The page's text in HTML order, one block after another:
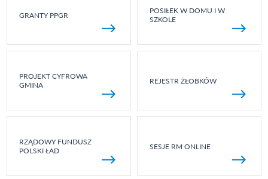
GRANTY PPGR
POSIŁEK W DOMU I W
SZKOLE
PROJEKT CYFROWA
GMINA
REJESTR ŻŁOBKÓW
RZĄDOWY FUNDUSZ
POLSKI ŁAD
SESJE RM ONLINE